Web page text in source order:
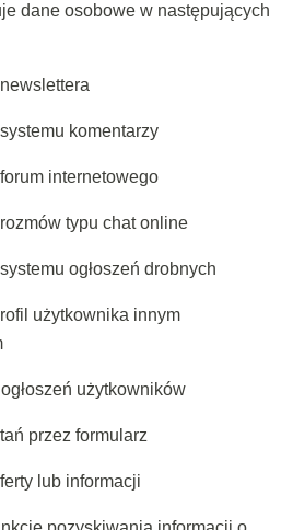
dane osobowe w następujących
komentarzy
internetowego
typu chat online
ogłoszeń drobnych
użytkownika innym
użytkowników
przez formularz
lub informacji